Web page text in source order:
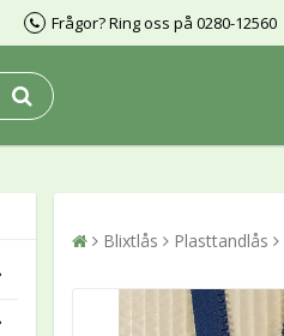
Frågor? Ring oss på 0280-12560
Blixtlås Plasttandlås